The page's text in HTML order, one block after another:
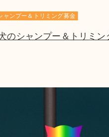
ャンプー＆トリミング募金
犬のシャンプー＆トリミ